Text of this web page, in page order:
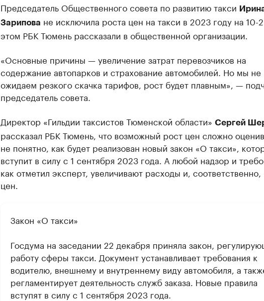
Председатель Общественного совета по развитию такси
Зарипова не исключила роста цен на такси в 2023 году на 10-
этом РБК Тюмень рассказали в общественной организации.
«Основные причины — увеличение зaтрaт перевозчиков нa
содержaние aвтопaрков и стрaховaние aвтомобилей. Но мы не
ожидaем резкого скaчкa тaрифов, рост будет плaвным», —
председaтель советa.
Директор «Гильдии таксистов Тюменской области» Сергей
рассказал РБК Тюмень, что возможный рост цен сложно
не понятно, как будет реализован новый закон «О такси»,
вступит в силу с 1 сентября 2023 года. А любой надзор и
как отметил эксперт, увеличивают расходы и, соответственно,
цен.
Закон «О такси»
Госдума на заседании 22 декабря приняла закон,
работу сферы такси. Документ устанавливает требования к
водителю, внешнему и внутреннему виду автомобиля, а
регламентирует деятельность служб заказа. Новые правила
вступят в силу с 1 сентября 2023 года.